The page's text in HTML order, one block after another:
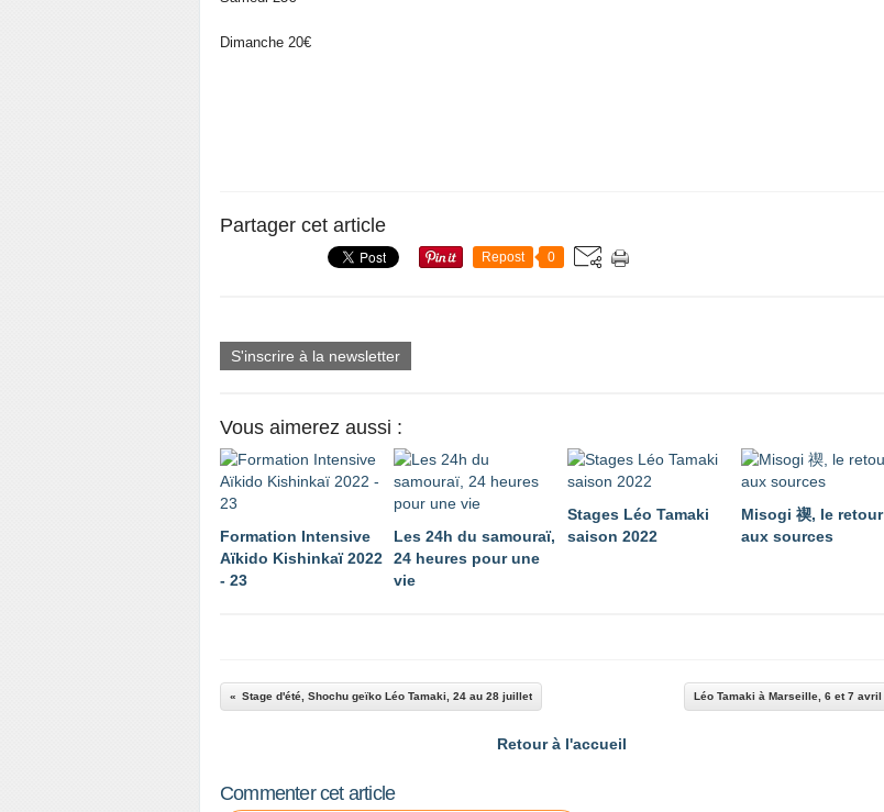
Dimanche 20€
Partager cet article
Repost 0
S'inscrire à la newsletter
Vous aimerez aussi :
Formation Intensive
Aïkido Kishinkaï 2022
- 23
Les 24h du samouraï,
24 heures pour une
vie
Stages Léo Tamaki
saison 2022
Misogi 禊, le retour
aux sources
Stage d'été, Shochu geïko Léo Tamaki, 24 au 28 juillet Léo Tamaki à Marseille, 6 et 7 avril
Retour à l'accueil
Commenter cet article